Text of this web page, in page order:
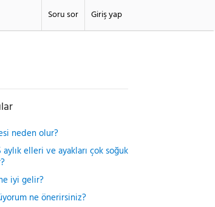
Giriş yap
Soru sor
neden olur?
elleri ve ayakları çok soğuk
iyi gelir?
ne önerirsiniz?